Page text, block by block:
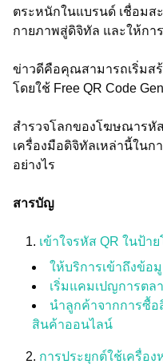
ตระหนักในแบรนด์ เชื่อมส
กายภาพสู่ดิจิทัล และให้กา
ข่าวดีคือคุณสามารถเริ่มส
โดยใช้ Free QR Code
สำรวจโลกของโฆษณารหั
เครื่องมือดิจิทัลเหล่านี้ใน
อย่างไร
สารบัญ
เข้าใจรหัส QR ในป้
ให้บริการเข้าถึงข้อ
เริ่มแคมเปญการตล
นำลูกค้าจากการซื้
สินค้าออนไลน์
การประยุกต์ใช้เครื่อ